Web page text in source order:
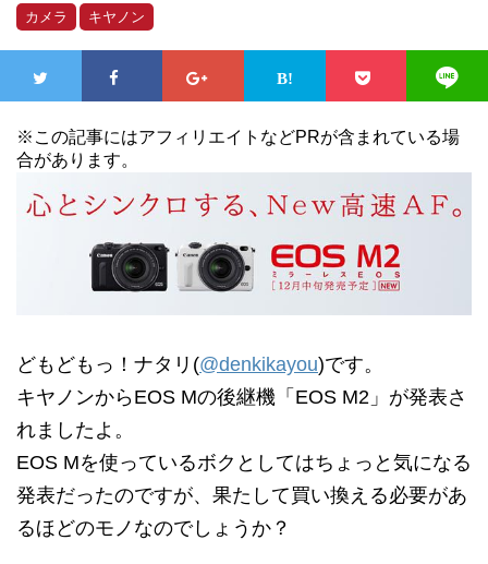
カメラ キヤノン
※この記事にはアフィリエイトなどPRが含まれている場
合があります。
どもどもっ！ナタリ(@denkikayou)です。
キヤノンからEOS Mの後継機「EOS M2」が発表さ
れましたよ。
EOS Mを使っているボクとしてはちょっと気になる
発表だったのですが、果たして買い換える必要があ
るほどのモノなのでしょうか？